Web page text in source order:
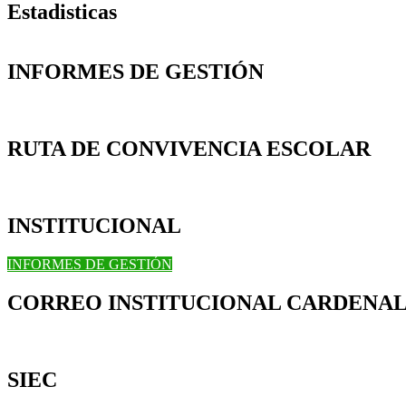
Estadisticas
INFORMES DE GESTIÓN
RUTA DE CONVIVENCIA ESCOLAR
INSTITUCIONAL
INFORMES DE GESTIÓN
CORREO INSTITUCIONAL
SIEC